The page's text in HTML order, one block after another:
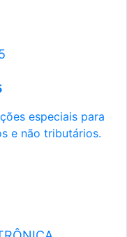
especiais para
e não tributários.